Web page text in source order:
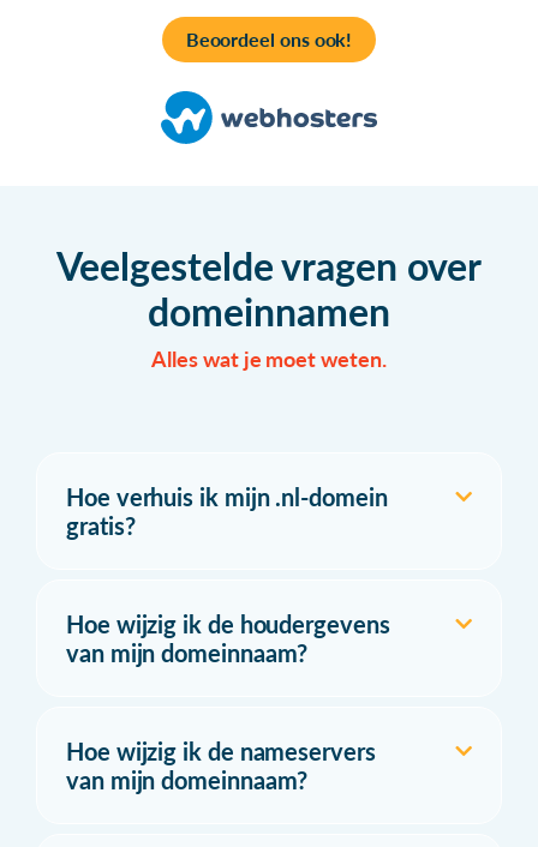
Beoordeel ons ook!
Veelgestelde vragen over
domeinnamen
Alles wat je moet weten.
Hoe verhuis ik mijn .nl-domein
gratis?
Hoe wijzig ik de houdergevens
van mijn domeinnaam?
Hoe wijzig ik de nameservers
van mijn domeinnaam?